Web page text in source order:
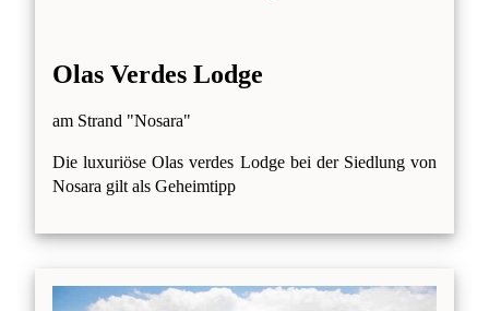
Olas Verdes Lodge
am Strand "Nosara"
Die luxuriöse Olas verdes Lodge bei der Siedlung von
Nosara gilt als Geheimtipp